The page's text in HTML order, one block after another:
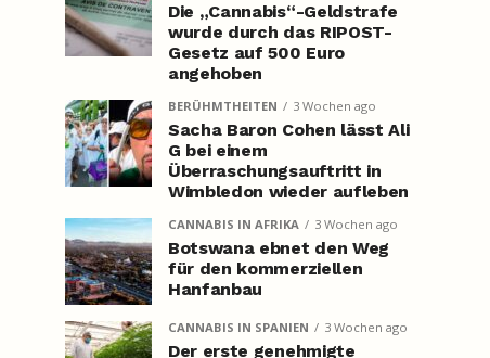
Die „Cannabis“-Geldstrafe
wurde durch das RIPOST-
Gesetz auf 500 Euro
angehoben
BERÜHMTHEITEN 3 Wochen ago
Sacha Baron Cohen lässt Ali
G bei einem
Überraschungsauftritt in
Wimbledon wieder aufleben
CANNABIS IN AFRIKA 3 Wochen ago
Botswana ebnet den Weg
für den kommerziellen
Hanfanbau
CANNABIS IN SPANIEN 3 Wochen ago
Der erste genehmigte